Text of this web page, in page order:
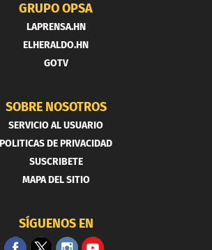
GRUPO OPSA
LAPRENSA.HN
ELHERALDO.HN
GOTV
SOBRE NOSOTROS
SERVICIO AL USUARIO
POLITICAS DE PRIVACIDAD
SUSCRIBETE
MAPA DEL SITIO
SÍGUENOS EN